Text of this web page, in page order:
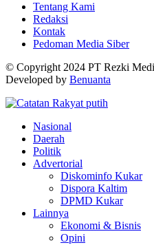
Tentang Kami
Redaksi
Kontak
Pedoman Media Siber
© Copyright 2024 PT Rezki
Developed by Benuanta
Nasional
Daerah
Politik
Advertorial
Diskominfo Kukar
Dispora Kaltim
DPMD Kukar
Lainnya
Ekonomi & Bisnis
Opini